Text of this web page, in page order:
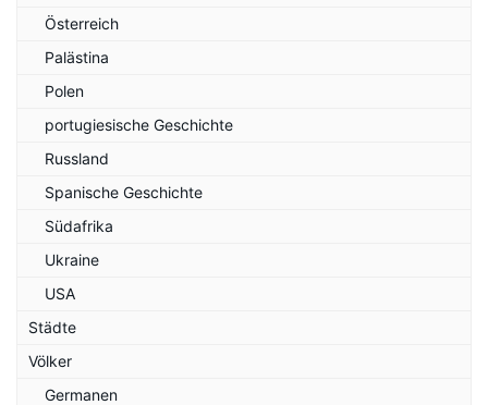
Österreich
Palästina
Polen
portugiesische Geschichte
Russland
Spanische Geschichte
Südafrika
Ukraine
USA
Städte
Völker
Germanen